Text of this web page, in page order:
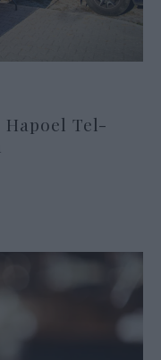
Tel-